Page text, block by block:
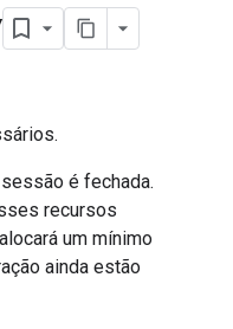
é fechada.
recursos
um mínimo
ainda estão